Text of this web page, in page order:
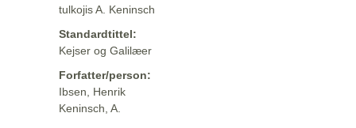
tulkojis A. Keninsch
Standardtittel:
Kejser og Galilæer
Forfatter/person:
Ibsen, Henrik
Keninsch, A.